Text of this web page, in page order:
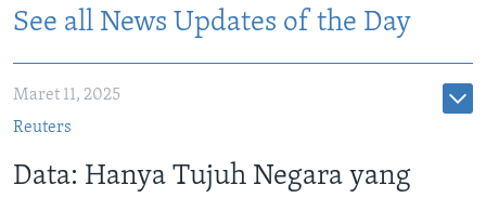
See all News Updates of the Day
Maret 11, 2025
Reuters
Data: Hanya Tujuh Negara yang